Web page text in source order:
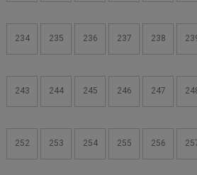
234 235 236 237 238
243 244 245 246 247
252 253 254 255 256